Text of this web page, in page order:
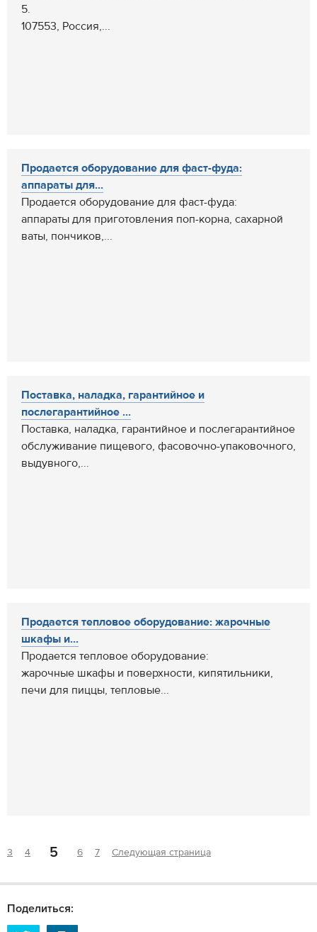
5.
107553, Россия,...
Продается оборудование для фаст-фуда:
аппараты для...
Продается оборудование для фаст-фуда:
аппараты для приготовления поп-корна, сахарной
ваты, пончиков,...
Поставка, наладка, гарантийное и
послегарантийное ...
Поставка, наладка, гарантийное и послегарантийное
обслуживание пищевого, фасовочно-упаковочного,
выдувного,...
Продается тепловое оборудование: жарочные
шкафы и...
Продается тепловое оборудование:
жарочные шкафы и поверхности, кипятильники,
печи для пиццы, тепловые...
3 4 5 6 7 Следующая страница
Поделиться: